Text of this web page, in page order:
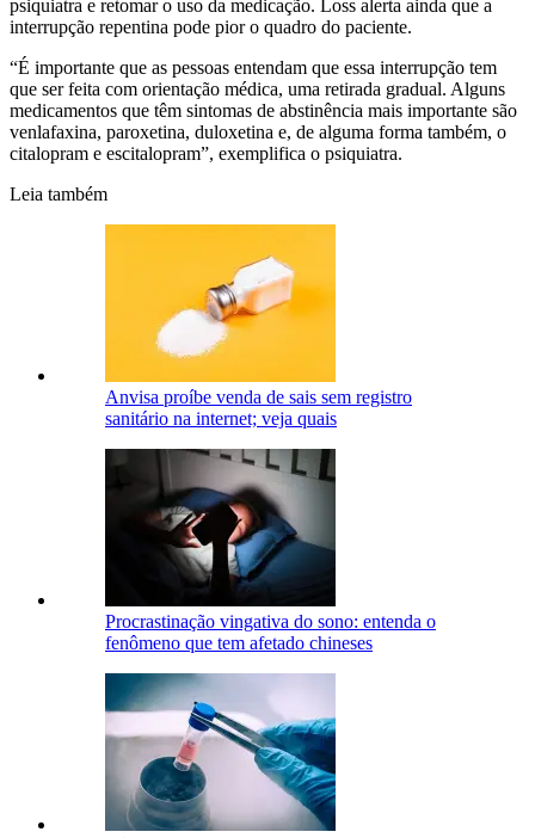
psiquiatra e retomar o uso da medicação. Loss alerta ainda que a
interrupção repentina pode pior o quadro do paciente.
“É importante que as pessoas entendam que essa interrupção tem
que ser feita com orientação médica, uma retirada gradual. Alguns
medicamentos que têm sintomas de abstinência mais importante são
venlafaxina, paroxetina, duloxetina e, de alguma forma também, o
citalopram e escitalopram”, exemplifica o psiquiatra.
Leia também
Anvisa proíbe venda de sais sem registro
sanitário na internet; veja quais
Procrastinação vingativa do sono: entenda o
fenômeno que tem afetado chineses